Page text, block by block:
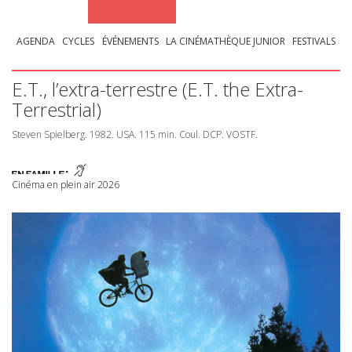
AGENDA CYCLES ÉVÉNEMENTS LA CINÉMATHÈQUE JUNIOR FESTIVALS
E.T., l’extra-terrestre (E.T. the Extra-
Terrestrial)
Steven Spielberg. 1982. USA. 115 min. Coul. DCP. VOSTF.
Cinéma en plein air 2026